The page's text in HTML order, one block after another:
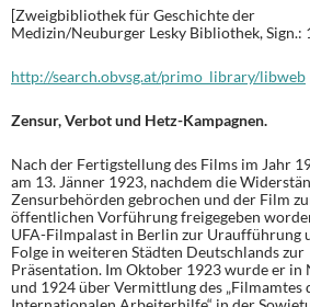
[Zweigbibliothek für Geschichte der
Medizin/Neuburger Lesky Bibliothek, Sign.:
http://search.obvsg.at/primo_library/libweb
Zensur, Verbot und Hetz-Kampagnen.
Nach der Fertigstellung des Films im Jahr
am 13. Jänner 1923, nachdem die
Zensurbehörden gebrochen und der Film
öffentlichen Vorführung freigegeben
UFA-Filmpalast in Berlin zur Uraufführung
Folge in weiteren Städten Deutschlands zur
Präsentation. Im Oktober 1923 wurde er in
und 1924 über Vermittlung des „Filmamtes